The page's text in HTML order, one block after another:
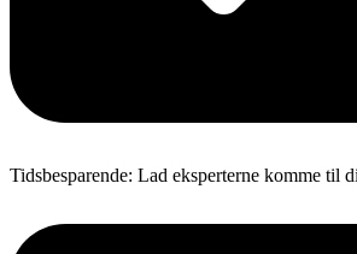
Tidsbesparende: Lad eksperterne komme til